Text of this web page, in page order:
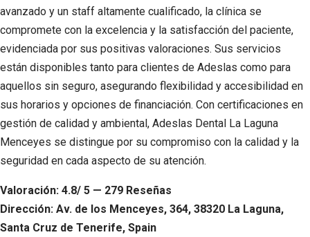
avanzado y un staff altamente cualificado, la clínica se
compromete con la excelencia y la satisfacción del paciente,
evidenciada por sus positivas valoraciones. Sus servicios
están disponibles tanto para clientes de Adeslas como para
aquellos sin seguro, asegurando flexibilidad y accesibilidad en
sus horarios y opciones de financiación. Con certificaciones en
gestión de calidad y ambiental, Adeslas Dental La Laguna
Menceyes se distingue por su compromiso con la calidad y la
seguridad en cada aspecto de su atención.
Valoración: 4.8/ 5 — 279 Reseñas
Dirección: Av. de los Menceyes, 364, 38320 La Laguna,
Santa Cruz de Tenerife, Spain